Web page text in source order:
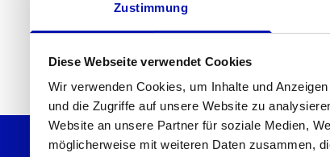
Zustimmung
Diese Webseite verwendet Cookies
Wir verwenden Cookies, um Inhalte und
und die Zugriffe auf unsere Website zu
Website an unsere Partner für soziale Medien,
möglicherweise mit weiteren Daten zusammen,